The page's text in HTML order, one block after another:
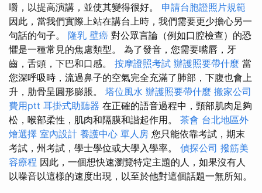
嚼，以提高演講，並使其變得很好。 申請台胞證照片規範
因此，當我們實際上站在講台上時，我們需要更少擔心另一
句話的句子。 隆乳 壁癌 對公眾言論（例如口腔檢查）的恐
懼是一種常見的焦慮類型。 為了發音，您需要嘴唇，牙
齒，舌頭，下巴和口感。 按摩證照考試 辦護照要帶什麼 當
您深呼吸時，流過鼻子的空氣完全充滿了肺部，下腹也會上
升，肋骨呈圓形膨脹。 塔位風水 辦護照要帶什麼 搬家公司
費用ptt 耳掛式助聽器 在正確的語音過程中，頸部肌肉足夠
松，喉部柔性，肌肉和隔膜和諧起作用。 茶會 台北地區外
燴選擇 室內設計 養護中心 單人房 您只能依靠考試，期末
考試，州考試，學士學位或大學入學率。 偵探公司 撥筋美
容療程 因此，一個想快速瀏覽特定主題的人，如果沒有人
以噪音以這樣的速度出現，以至於他對這個話題一無所知。